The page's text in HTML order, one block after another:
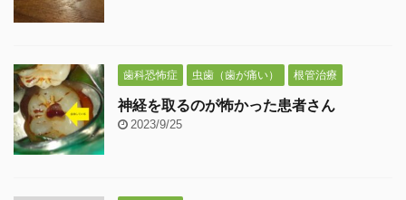
歯科恐怖症 虫歯（歯が痛い） 根管治療
神経を取るのが怖かった患者さん
2023/9/25